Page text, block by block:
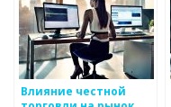
Влияние честной